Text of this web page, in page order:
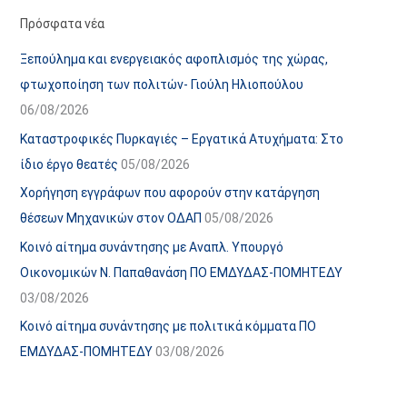
α
ρ
ή
σ
ε
ω
ν
ε
ρ
ρ
ω
ν
ι
σ
τ
ο
χ
ώ
Πρόσφατα νέα
Ξεπούλημα και ενεργειακός αφοπλισμός της χώρας,
φτωχοποίηση των πολιτών- Γιούλη Ηλιοπούλου
06/08/2026
Καταστροφικές Πυρκαγιές – Εργατικά Ατυχήματα: Στο
ίδιο έργο θεατές 05/08/2026
Χορήγηση εγγράφων που αφορούν στην κατάργηση
θέσεων Μηχανικών στον ΟΔΑΠ 05/08/2026
Κοινό αίτημα συνάντησης με Αναπλ. Υπουργό
Οικονομικών Ν. Παπαθανάση ΠΟ ΕΜΔΥΔΑΣ-ΠΟΜΗΤΕΔΥ
03/08/2026
Κοινό αίτημα συνάντησης με πολιτικά κόμματα ΠΟ
ΕΜΔΥΔΑΣ-ΠΟΜΗΤΕΔΥ03/08/2026